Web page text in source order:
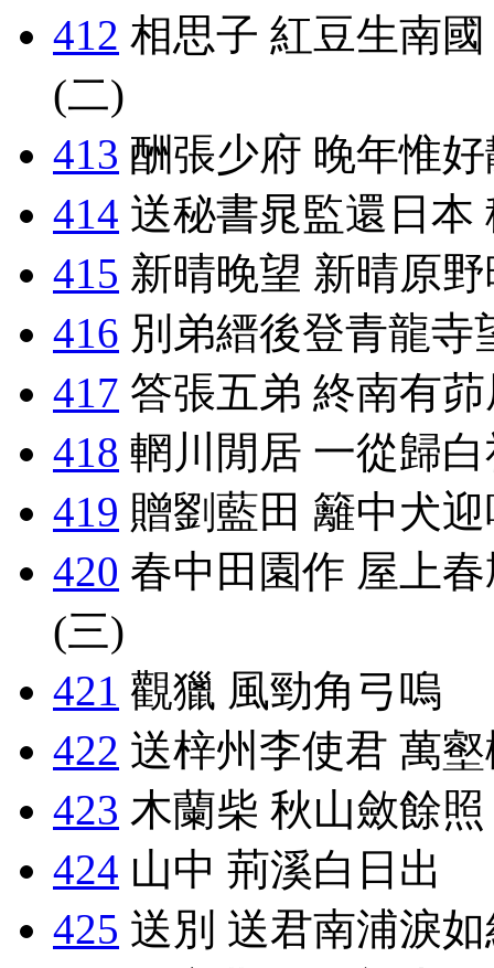
412 相思子 紅豆生南國
(二)
413 酬張少府 晚年惟
414 送秘書晁監還日本
415 新晴晚望 新晴原
416 別弟縉後登青龍寺
417 答張五弟 終南有
418 輞川閒居 一從歸
419 贈劉藍田 籬中犬
420 春中田園作 屋上
(三)
421 觀獵 風勁角弓嗚
422 送梓州李使君 萬
423 木蘭柴 秋山斂餘照
424 山中 荊溪白日出
425 送別 送君南浦淚